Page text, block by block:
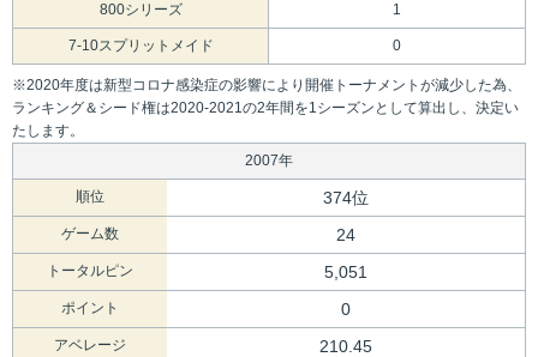
800シリーズ 1
7-10スプリットメイド 0
※2020年度は新型コロナ感染症の影響により開催トーナメントが減少した為、
ランキング＆シード権は2020-2021の2年間を1シーズンとして算出し、決定い
たします。
2007年
順位 374位
ゲーム数 24
トータルピン 5,051
ポイント 0
アベレージ 210.45